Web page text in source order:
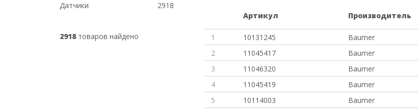
Датчики
2918
2918товаров найдено
Артикул Производитель
1 10131245 Baumer
2 11045417 Baumer
3 11046320 Baumer
4 11045419 Baumer
5 10114003 Baumer